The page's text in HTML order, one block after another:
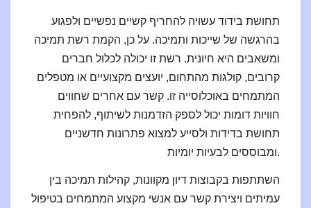
תחושת בידוד עשויה להחריף קשיים נפשיים ולפגוע
בהרגשה של שייכות ותמיכה. על כן, הקמת רשת תמיכה
ומשאבים היא חיונית. רשת זו יכולה לכלול חברים
קרובים, קולגות מהתחום, יועצים מקצועיים או מטפלים
המתמחים באוכלוסייה זו. קשר עם אחרים שחווים
חוויות דומות יכול לספק הזדמנות לשיתוף, להפחית
תחושת בדידות ולסייע למצוא פתרונות חדשניים
ומבוססים לבעיות יומיות.
השתתפות בקבוצות דיון מקוונות, קהילות תמיכה בין
עמיתים ויצירת קשר עם אנשי מקצוע המתמחים בטיפול